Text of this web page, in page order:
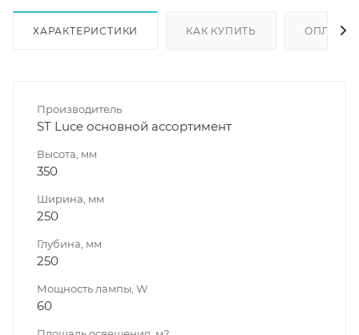
ХАРАКТЕРИСТИКИ КАК КУПИТЬ ОПЛАТА
Производитель
ST Luce основной ассортимент
Высота, мм
350
Ширина, мм
250
Глубина, мм
250
Мощность лампы, W
60